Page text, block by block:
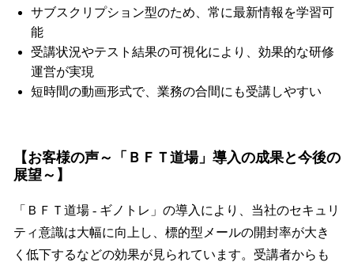
サブスクリプション型のため、常に最新情報を学習可
能
受講状況やテスト結果の可視化により、効果的な研修
運営が実現
短時間の動画形式で、業務の合間にも受講しやすい
【お客様の声～
「ＢＦＴ道場」導入の成果と今後の
展望～】
「ＢＦＴ道場 - ギノトレ」の導入により、当社のセキュリ
ティ意識は大幅に向上し、標的型メールの開封率が大き
く低下するなどの効果が見られています。受講者からも